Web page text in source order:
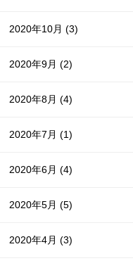
2020年10月(3)
2020年9月(2)
2020年8月(4)
2020年7月(1)
2020年6月(4)
2020年5月(5)
2020年4月(3)